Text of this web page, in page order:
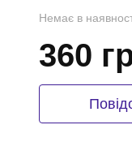
Немає в
360